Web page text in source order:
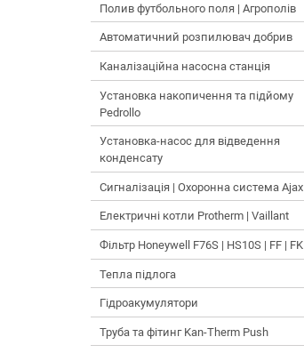
Полив футбольного поля | Агрополів
Автоматичний розпилювач добрив
Каналізаційна насосна станція
Установка накопичення та підйому
Pedrollo
Установка-насос для відведення
конденсату
Сигналізація | Охоронна система Ajax
Електричні котли Protherm | Vaillant
Фільтр Honeywell F76S | HS10S | FF | FK
Тепла підлога
Гідроакумулятори
Труба та фітинг Kan-Therm Push